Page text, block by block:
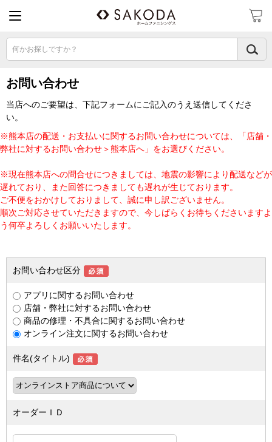
何かお探しですか？
お問い合わせ
当店へのご要望は、下記フォームにご記入のうえ送信してくださ
い。
※熊本店の配送・お支払いに関するお問い合わせについては、「店舗・
弊社に対するお問い合わせ＞熊本店へ」をお選びください。
※現在熊本店への問合せにつきましては、地震の影響により配送などが
遅れており、また回答につきましても遅れが生じております。
ご不便をおかけしておりまして、誠に申し訳ございません。
順次ご対応させていただきますので、今しばらくお待ちくださいますよ
う何卒よろしくお願いいたします。
お問い合わせ区分
アプリに関するお問い合わせ
店舗・弊社に対するお問い合わせ
商品の修理・不具合に関するお問い合わせ
オンライン注文に関するお問い合わせ
件名(タイトル)
オーダーＩＤ